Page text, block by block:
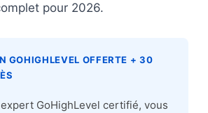
pour 2026.
GOHIGHLEVEL OFFERTE + 30
GoHighLevel certifié, vous